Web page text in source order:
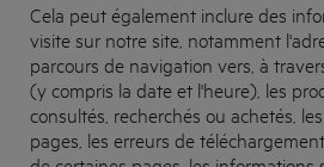
Cela peut également inclure des
visite sur notre site, notamment
parcours de navigation vers, à
(y compris la date et l'heure), les
consultés, recherchés ou achetés,
pages, les erreurs de